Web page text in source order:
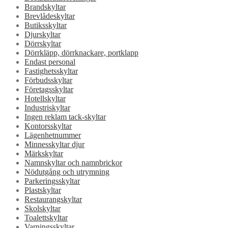
Brandskyltar
Brevlådeskyltar
Butiksskyltar
Djurskyltar
Dörrskyltar
Dörrkläpp, dörrknackare, portklapp
Endast personal
Fastighetsskyltar
Förbudsskyltar
Företagsskyltar
Hotellskyltar
Industriskyltar
Ingen reklam tack-skyltar
Kontorsskyltar
Lägenhetnummer
Minnesskyltar djur
Märkskyltar
Namnskyltar och namnbrickor
Nödutgång och utrymning
Parkeringsskyltar
Plastskyltar
Restaurangskyltar
Skolskyltar
Toalettskyltar